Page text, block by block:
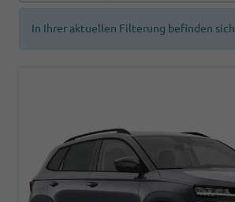
In Ihrer aktuellen Filterung befinden sich